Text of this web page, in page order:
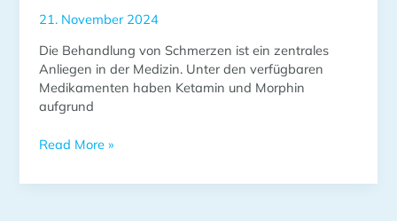
21. November 2024
Die Behandlung von Schmerzen ist ein zentrales
Anliegen in der Medizin. Unter den verfügbaren
Medikamenten haben Ketamin und Morphin
aufgrund
Read More »